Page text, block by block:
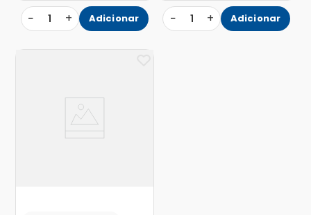
− 1 + Adicionar − 1 + Adicionar